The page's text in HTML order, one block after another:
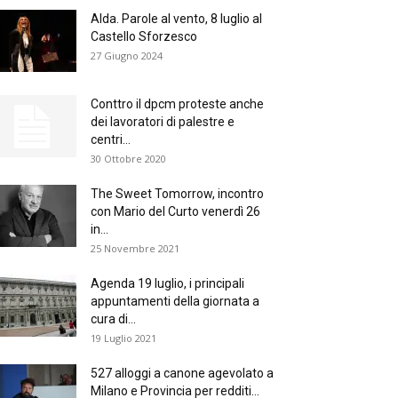
Alda. Parole al vento, 8 luglio al
Castello Sforzesco
27 Giugno 2024
Conttro il dpcm proteste anche
dei lavoratori di palestre e
centri...
30 Ottobre 2020
The Sweet Tomorrow, incontro
con Mario del Curto venerdì 26
in...
25 Novembre 2021
Agenda 19 luglio, i principali
appuntamenti della giornata a
cura di...
19 Luglio 2021
527 alloggi a canone agevolato a
Milano e Provincia per redditi...